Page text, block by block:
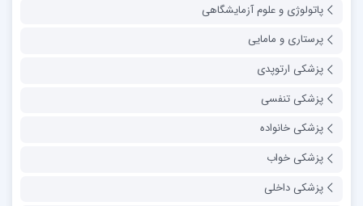
پاتولوژی و علوم آزمایشگاهی
پرستاری و مامایی
پزشکی ارتوپدی
پزشکی تنفسی
پزشکی خانواده
پزشکی خواب
پزشکی داخلی